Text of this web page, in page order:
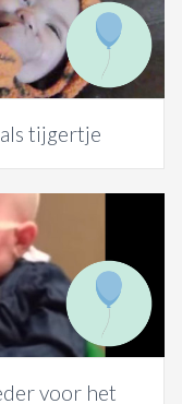
tijgertje
voor het